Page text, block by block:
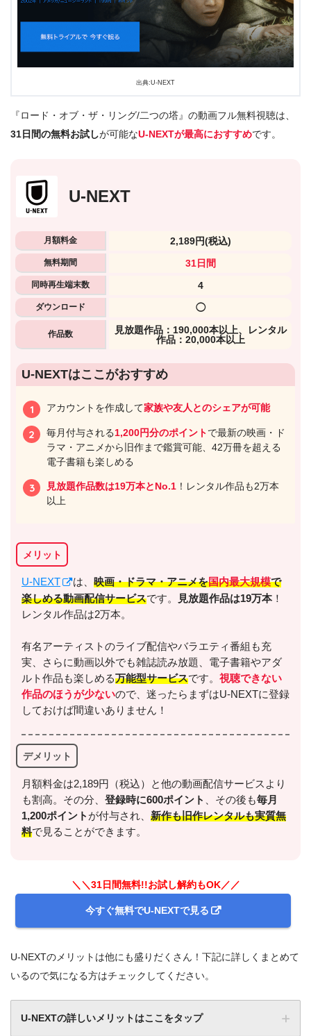
出典:U-NEXT
『ロード・オブ・ザ・リング/二つの塔』の動画フル無料視聴は、
31日間の無料お試しが可能なU-NEXTが最高におすすめです。
U-NEXT
月額料金 2,189円(税込)
無料期間 31日間
同時再生端末数 4
ダウンロード ◯
作品数
⾒放題作品：190,000本以上、レンタル
作品：20,000本以上
U-NEXTはここがおすすめ
アカウントを作成して家族や友人とのシェアが可能
毎月付与される1,200円分のポイントで最新の映画・ド
ラマ・アニメから旧作まで鑑賞可能、42万冊を超える
電子書籍も楽しめる
見放題作品数は19万本とNo.1 ！レンタル作品も2万本
以上
メリット
U-NEXT は、 映画・ドラマ・アニメを国内最大規模で
楽しめる動画配信サービスです。 見放題作品は19万本 ！
レンタル作品は2万本。
有名アーティストのライブ配信やバラエティ番組も充
実、さらに動画以外でも雑誌読み放題、電子書籍やアダ
ルト作品も楽しめる万能型サービスです。 視聴できない
作品のほうが少ないので、迷ったらまずはU-NEXTに登録
しておけば間違いありません！
デメリット
月額料金は2,189円（税込）と他の動画配信サービスより
も割高。その分、 登録時に600ポイント 、その後も毎月
1,200ポイント が付与され、 新作も旧作レンタルも実質無
料で見ることができます。
＼＼31日間無料!!お試し解約もOK／／
今すぐ無料でU-NEXTで見る
U-NEXTのメリットは他にも盛りだくさん！下記に詳しくまとめて
いるので気になる方はチェックしてください。
U-NEXTの詳しいメリットはここをタップ